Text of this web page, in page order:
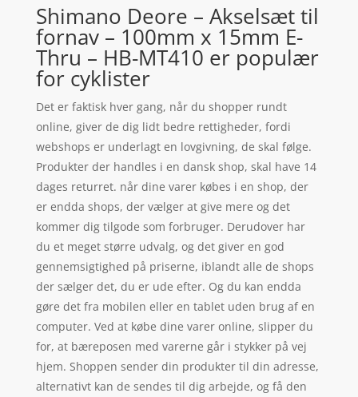
Shimano Deore – Akselsæt til
fornav – 100mm x 15mm E-
Thru – HB-MT410 er populær
for cyklister
Det er faktisk hver gang, når du shopper rundt
online, giver de dig lidt bedre rettigheder, fordi
webshops er underlagt en lovgivning, de skal følge.
Produkter der handles i en dansk shop, skal have 14
dages returret. når dine varer købes i en shop, der
er endda shops, der vælger at give mere og det
kommer dig tilgode som forbruger. Derudover har
du et meget større udvalg, og det giver en god
gennemsigtighed på priserne, iblandt alle de shops
der sælger det, du er ude efter. Og du kan endda
gøre det fra mobilen eller en tablet uden brug af en
computer. Ved at købe dine varer online, slipper du
for, at bæreposen med varerne går i stykker på vej
hjem. Shoppen sender din produkter til din adresse,
alternativt kan de sendes til dig arbejde, og få den